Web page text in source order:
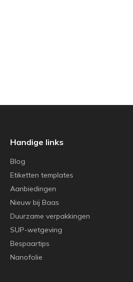
Handige links
Blog
Etiketten templates
Aanbiedingen
Nieuw bij Baas
Duurzame verpakkingen
SUP-wetgeving
Bespaartips
Nanofolie